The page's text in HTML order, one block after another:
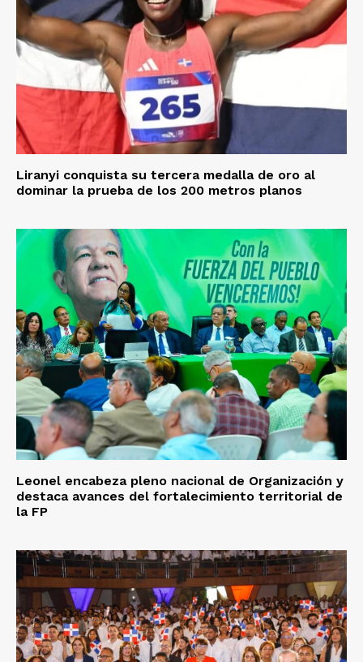
Liranyi conquista su tercera medalla de oro al
dominar la prueba de los 200 metros planos
Leonel encabeza pleno nacional de Organización y
destaca avances del fortalecimiento territorial de
la FP